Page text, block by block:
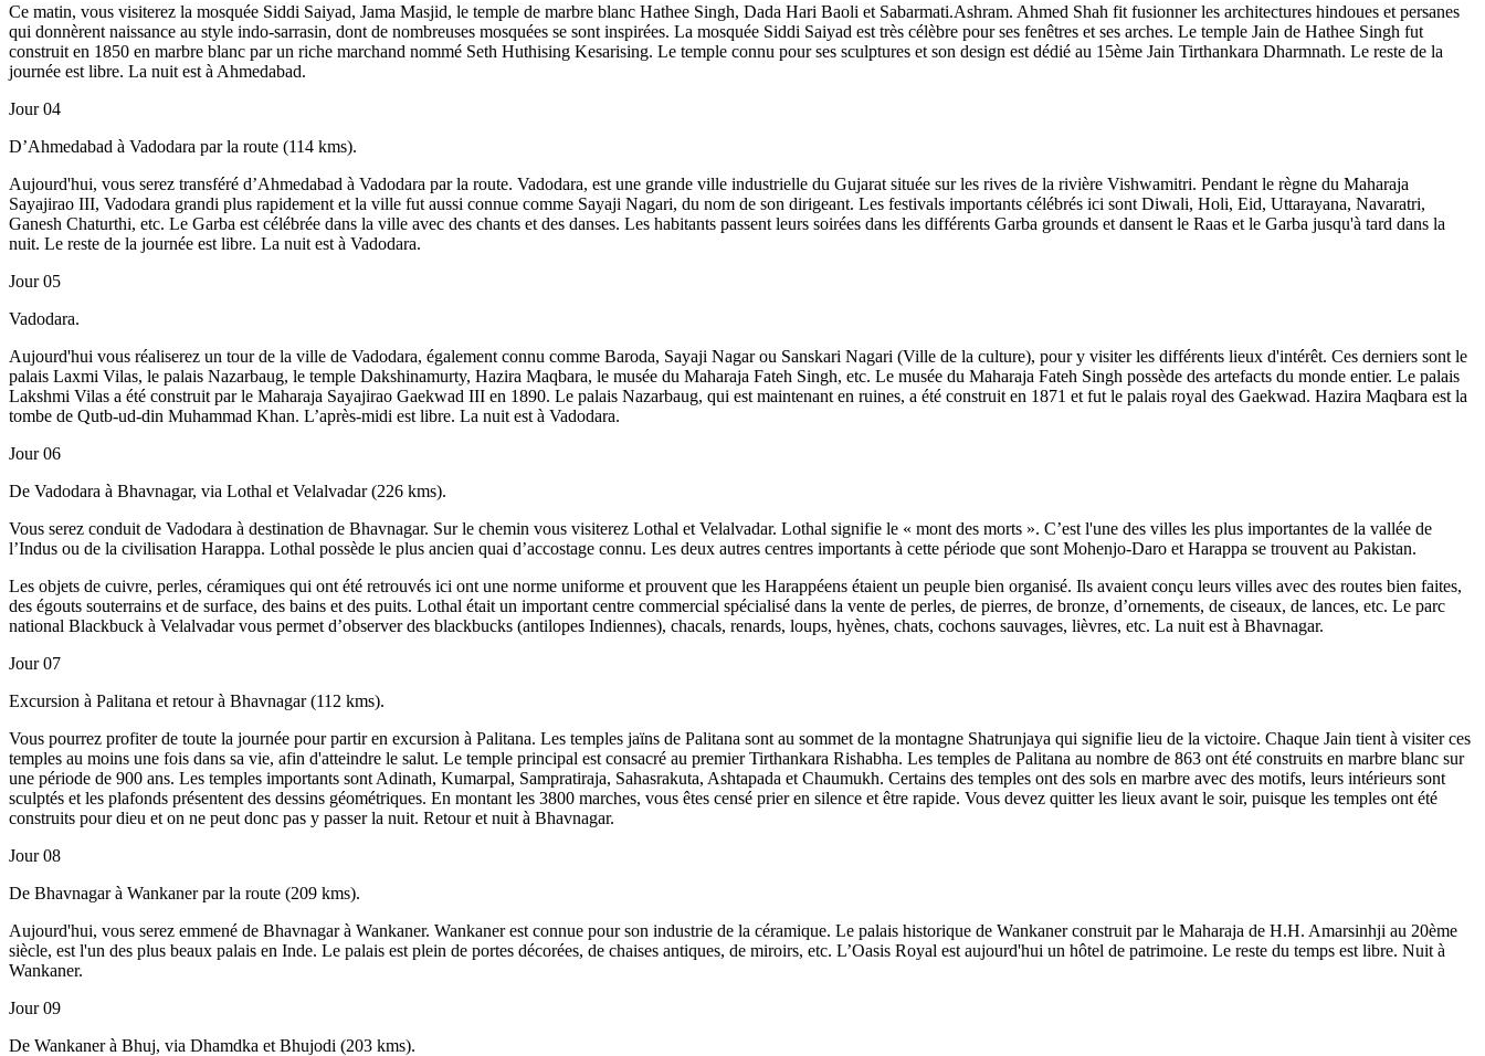
Ce matin, vous visiterez la mosquée Siddi Saiyad, Jama Masjid, le temple de marbre blanc Hathee Singh, Dada Hari Baoli et Sabarmati.Ashram. Ahmed Shah fit fusionner les architectures hindoues et persanes
qui donnèrent naissance au style indo-sarrasin, dont de nombreuses mosquées se sont inspirées. La mosquée Siddi Saiyad est très célèbre pour ses fenêtres et ses arches. Le temple Jain de Hathee Singh fut
construit en 1850 en marbre blanc par un riche marchand nommé Seth Huthising Kesarising. Le temple connu pour ses sculptures et son design est dédié au 15ème Jain Tirthankara Dharmnath. Le reste de la
journée est libre. La nuit est à Ahmedabad.
Jour 04
D’Ahmedabad à Vadodara par la route (114 kms).
Aujourd'hui, vous serez transféré d’Ahmedabad à Vadodara par la route. Vadodara, est une grande ville industrielle du Gujarat située sur ​​les rives de la rivière Vishwamitri. Pendant le règne du Maharaja
Sayajirao III, Vadodara grandi plus rapidement et la ville fut aussi connue comme Sayaji Nagari, du nom de son dirigeant. Les festivals importants célébrés ici sont Diwali, Holi, Eid, Uttarayana, Navaratri,
Ganesh Chaturthi, etc. Le Garba est célébrée dans la ville avec des chants et des danses. Les habitants passent leurs soirées dans les différents Garba grounds et dansent le Raas et le Garba jusqu'à tard dans la
nuit. Le reste de la journée est libre. La nuit est à Vadodara.
Jour 05
Vadodara.
Aujourd'hui vous réaliserez un tour de la ville de Vadodara, également connu comme Baroda, Sayaji Nagar ou Sanskari Nagari (Ville de la culture), pour y visiter les différents lieux d'intérêt. Ces derniers sont le
palais Laxmi Vilas, le palais Nazarbaug, le temple Dakshinamurty, Hazira Maqbara, le musée du Maharaja Fateh Singh, etc. Le musée du Maharaja Fateh Singh possède des artefacts du monde entier. Le palais
Lakshmi Vilas a été construit par le Maharaja Sayajirao Gaekwad III en 1890. Le palais Nazarbaug, qui est maintenant en ruines, a été construit en 1871 et fut le palais royal des Gaekwad. Hazira Maqbara est la
tombe de Qutb-ud-din Muhammad Khan. L’après-midi est libre. La nuit est à Vadodara.
Jour 06
De Vadodara à Bhavnagar, via Lothal et Velalvadar (226 kms).
Vous serez conduit de Vadodara à destination de Bhavnagar. Sur le chemin vous visiterez Lothal et Velalvadar. Lothal signifie le « mont des morts ». C’est l'une des villes les plus importantes de la vallée de
l’Indus ou de la civilisation Harappa. Lothal possède le plus ancien quai d’accostage connu. Les deux autres centres importants à cette période que sont Mohenjo-Daro et Harappa se trouvent au Pakistan.
Les objets de cuivre, perles, céramiques qui ont été retrouvés ici ont une norme uniforme et prouvent que les Harappéens étaient un peuple bien organisé. Ils avaient conçu leurs villes avec des routes bien faites,
des égouts souterrains et de surface, des bains et des puits. Lothal était un important centre commercial spécialisé dans la vente de perles, de pierres, de bronze, d’ornements, de ciseaux, de lances, etc. Le parc
national Blackbuck à Velalvadar vous permet d’observer des blackbucks (antilopes Indiennes), chacals, renards, loups, hyènes, chats, cochons sauvages, lièvres, etc. La nuit est à Bhavnagar.
Jour 07
Excursion à Palitana et retour à Bhavnagar (112 kms).
Vous pourrez profiter de toute la journée pour partir en excursion à Palitana. Les temples jaïns de Palitana sont au sommet de la montagne Shatrunjaya qui signifie lieu de la victoire. Chaque Jain tient à visiter ces
temples au moins une fois dans sa vie, afin d'atteindre le salut. Le temple principal est consacré au premier Tirthankara Rishabha. Les temples de Palitana au nombre de 863 ont été construits en marbre blanc sur
une période de 900 ans. Les temples importants sont Adinath, Kumarpal, Sampratiraja, Sahasrakuta, Ashtapada et Chaumukh. Certains des temples ont des sols en marbre avec des motifs, leurs intérieurs sont
sculptés et les plafonds présentent des dessins géométriques. En montant les 3800 marches, vous êtes censé prier en silence et être rapide. Vous devez quitter les lieux avant le soir, puisque les temples ont été
construits pour dieu et on ne peut donc pas y passer la nuit. Retour et nuit à Bhavnagar.
Jour 08
De Bhavnagar à Wankaner par la route (209 kms).
Aujourd'hui, vous serez emmené de Bhavnagar à Wankaner. Wankaner est connue pour son industrie de la céramique. Le palais historique de Wankaner construit par le Maharaja de H.H. Amarsinhji au 20ème
siècle, est l'un des plus beaux palais en Inde. Le palais est plein de portes décorées, de chaises antiques, de miroirs, etc. L’Oasis Royal est aujourd'hui un hôtel de patrimoine. Le reste du temps est libre. Nuit à
Wankaner.
Jour 09
De Wankaner à Bhuj, via Dhamdka et Bhujodi (203 kms).